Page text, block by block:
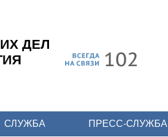
основному
содержанию
ДЕЛ
СЛУЖБА ПРЕСС-СЛУЖБА